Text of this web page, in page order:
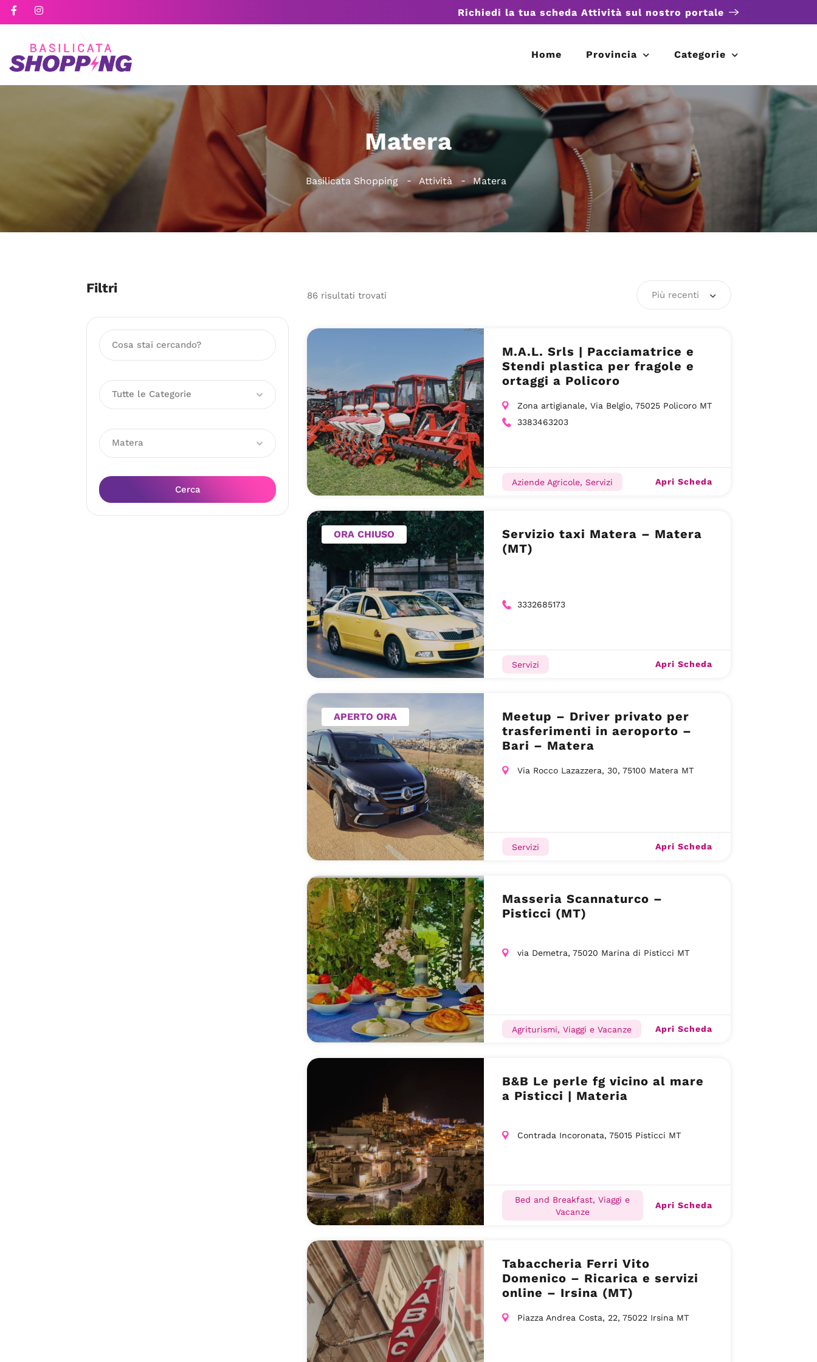
Richiedi la tua scheda Attività sul nostro portale
Home Provincia Categorie
Matera
Basilicata Shopping Attività Matera
Filtri
Tutte le Categorie
Matera
Cerca
86 risultati trovati Più recenti
M.A.L. Srls | Pacciamatrice e
Stendi plastica per fragole e
ortaggi a Policoro
Zona artigianale, Via Belgio, 75025 Policoro MT
3383463203
Aziende Agricole, Servizi Apri Scheda
ORA CHIUSO
Servizio taxi Matera – Matera
(MT)
3332685173
Servizi Apri Scheda
APERTO ORA
Meetup – Driver privato per
trasferimenti in aeroporto –
Bari – Matera
Via Rocco Lazazzera, 30, 75100 Matera MT
Servizi Apri Scheda
Masseria Scannaturco –
Pisticci (MT)
via Demetra, 75020 Marina di Pisticci MT
Agriturismi, Viaggi e Vacanze Apri Scheda
B&B Le perle fg vicino al mare
a Pisticci | Materia
Contrada Incoronata, 75015 Pisticci MT
Bed and Breakfast, Viaggi e
Vacanze
Apri Scheda
Tabaccheria Ferri Vito
Domenico – Ricarica e servizi
online – Irsina (MT)
Piazza Andrea Costa, 22, 75022 Irsina MT